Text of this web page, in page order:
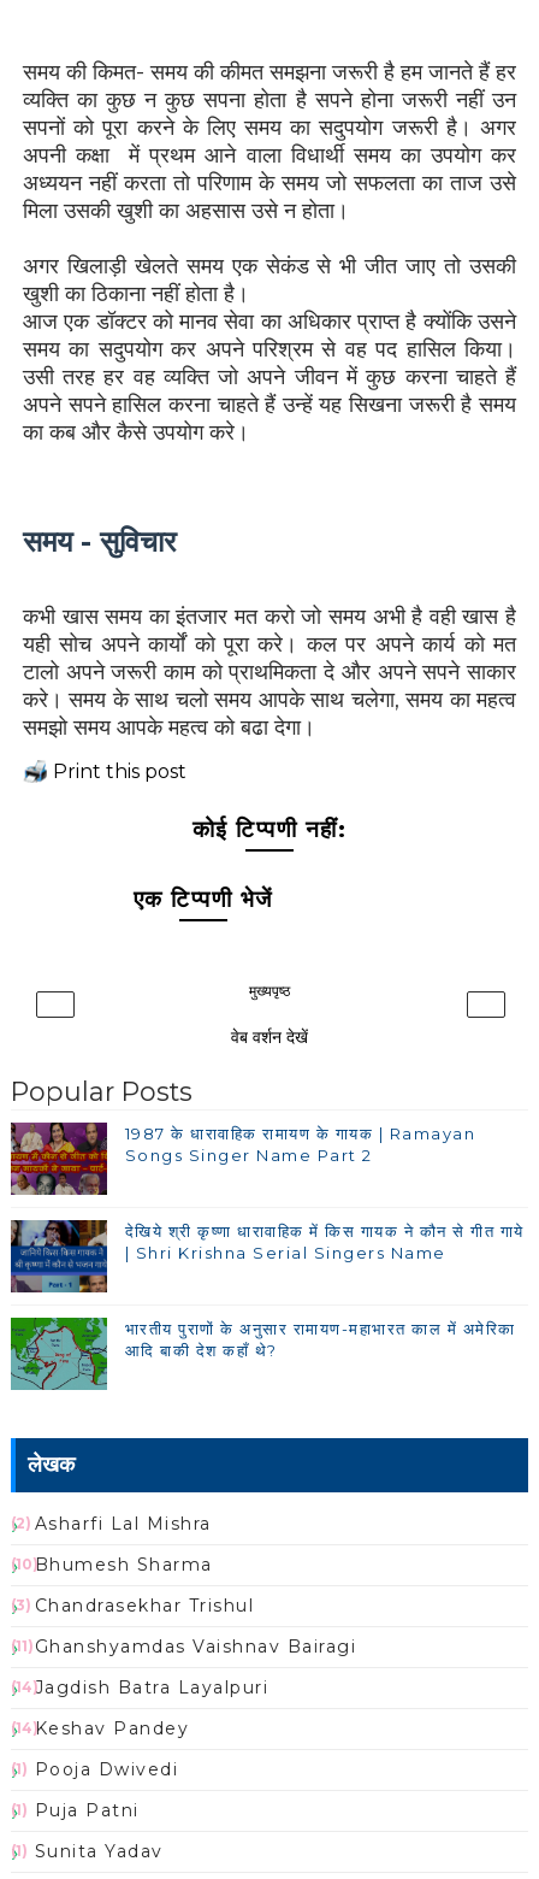
समय की किमत- समय की कीमत समझना जरूरी है हम जानते हैं हर
व्यक्ति का कुछ न कुछ सपना होता है सपने होना जरूरी नहीं उन
सपनों को पूरा करने के लिए समय का सदुपयोग जरूरी है। अगर
अपनी कक्षा में प्रथम आने वाला विधार्थी समय का उपयोग कर
अध्ययन नहीं करता तो परिणाम के समय जो सफलता का ताज उसे
मिला उसकी खुशी का अहसास उसे न होता।
अगर खिलाड़ी खेलते समय एक सेकंड से भी जीत जाए तो उसकी
खुशी का ठिकाना नहीं होता है।
आज एक डॉक्टर को मानव सेवा का अधिकार प्राप्त है क्योंकि उसने
समय का सदुपयोग कर अपने परिश्रम से वह पद हासिल किया।
उसी तरह हर वह व्यक्ति जो अपने जीवन में कुछ करना चाहते हैं
अपने सपने हासिल करना चाहते हैं उन्हें यह सिखना जरूरी है समय
का कब और कैसे उपयोग करे।
समय - सुविचार
कभी खास समय का इंतजार मत करो जो समय अभी है वही खास है
यही सोच अपने कार्यों को पूरा करे। कल पर अपने कार्य को मत
टालो अपने जरूरी काम को प्राथमिकता दे और अपने सपने साकार
करे। समय के साथ चलो समय आपके साथ चलेगा, समय का महत्व
समझो समय आपके महत्व को बढा देगा।
Print this post
कोई टिप्पणी नहीं:
एक टिप्पणी भेजें
‹ ›
मुख्यपृष्ठ
वेब वर्शन देखें
Popular Posts
1987 के धारावाहिक रामायण के गायक | Ramayan
Songs Singer Name Part 2
देखिये श्री कृष्णा धारावाहिक में किस गायक ने कौन से गीत गाये
| Shri Krishna Serial Singers Name
भारतीय पुराणों के अनुसार रामायण-महाभारत काल में अमेरिका
आदि बाकी देश कहाँ थे?
लेखक
Asharfi Lal Mishra
(2)
Bhumesh Sharma
(10)
Chandrasekhar Trishul
(3)
Ghanshyamdas Vaishnav Bairagi
(11)
Jagdish Batra Layalpuri
(14)
Keshav Pandey
(14)
Pooja Dwivedi
(1)
Puja Patni
(1)
Sunita Yadav
(1)